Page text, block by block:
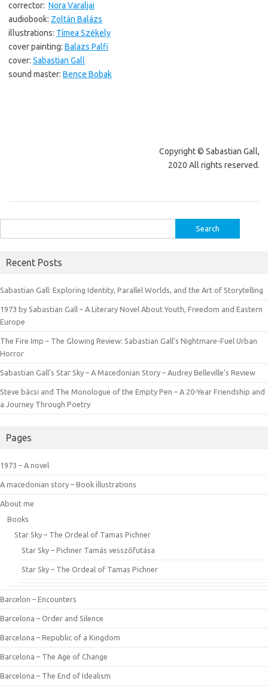
corrector: Nora Varaljai
audiobook: Zoltán Balázs
illustrations: Tímea Székely
cover painting: Balazs Palfi
cover: Sabastian Gall
sound master: Bence Bobak
Copyright © Sabastian Gall,
2020 All rights reserved.
for:
Recent Posts
Sabastian Gall: Exploring Identity, Parallel Worlds, and the Art of Storytelling
1973 by Sabastian Gall – A Literary Novel About Youth, Freedom and Eastern
Europe
The Fire Imp – The Glowing Review: Sabastian Gall’s Nightmare-Fuel Urban
Horror
Sabastian Gall’s Star Sky – A Macedonian Story – Audrey Belleville’s Review
Steve bácsi and The Monologue of the Empty Pen – A 20-Year Friendship and
a Journey Through Poetry
Pages
1973 – A novel
A macedonian story – Book illustrations
About me
Books
Star Sky – The Ordeal of Tamas Pichner
Star Sky – Pichner Tamás vesszőfutása
Star Sky – The Ordeal of Tamas Pichner
Barcelon – Encounters
Barcelona – Order and Silence
Barcelona – Republic of a Kingdom
Barcelona – The Age of Change
Barcelona – The End of Idealism